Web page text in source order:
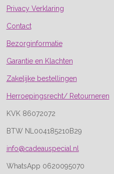
Privacy Verklaring
Contact
Bezorginformatie
Garantie en Klachten
Zakelijke bestellingen
Herroepingsrecht/ Retourneren
KVK 86072072
BTW NL004185210B29
info@cadeauspecial.nl
WhatsApp 0620095070